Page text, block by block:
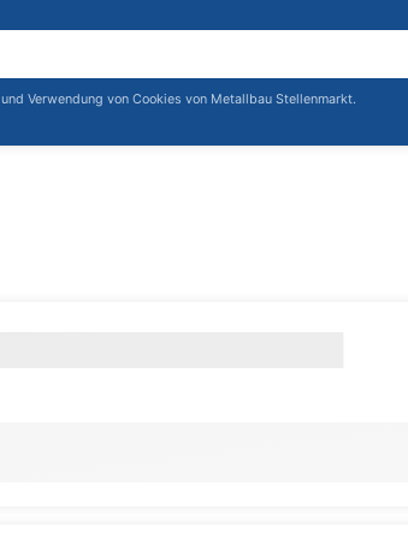
und Verwendung von Cookies von Metallbau Stellenmarkt.